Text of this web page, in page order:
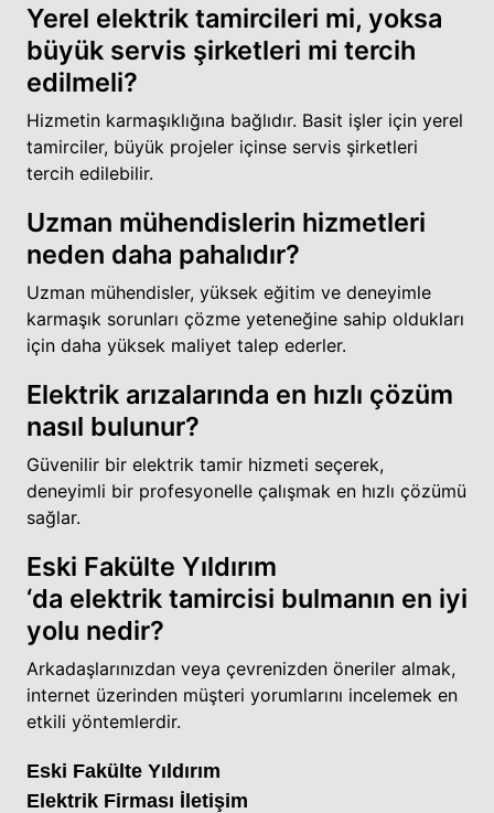
Yerel elektrik tamircileri mi, yoksa
büyük servis şirketleri mi tercih
edilmeli?
Hizmetin karmaşıklığına bağlıdır. Basit işler için yerel
tamirciler, büyük projeler içinse servis şirketleri
tercih edilebilir.
Uzman mühendislerin hizmetleri
neden daha pahalıdır?
Uzman mühendisler, yüksek eğitim ve deneyimle
karmaşık sorunları çözme yeteneğine sahip oldukları
için daha yüksek maliyet talep ederler.
Elektrik arızalarında en hızlı çözüm
nasıl bulunur?
Güvenilir bir elektrik tamir hizmeti seçerek,
deneyimli bir profesyonelle çalışmak en hızlı çözümü
sağlar.
Eski Fakülte Yıldırım
‘da elektrik tamircisi bulmanın en iyi
yolu nedir?
Arkadaşlarınızdan veya çevrenizden öneriler almak,
internet üzerinden müşteri yorumlarını incelemek en
etkili yöntemlerdir.
Eski Fakülte Yıldırım
Elektrik Firması İletişim